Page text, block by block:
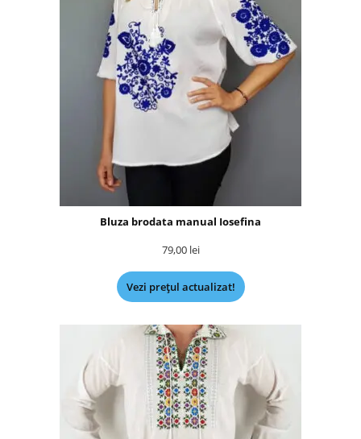
Bluza brodata manual Iosefina
79,00 lei
Vezi prețul actualizat!